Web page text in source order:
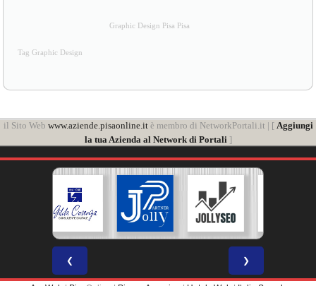
Graphic Design Pisa Pisa
Tag Graphic Design
il Sito Web www.aziende.pisaonline.itè membro di NetworkPortali.it | [ Aggiungi
la tua Azienda al Network di Portali]
❮ ❯